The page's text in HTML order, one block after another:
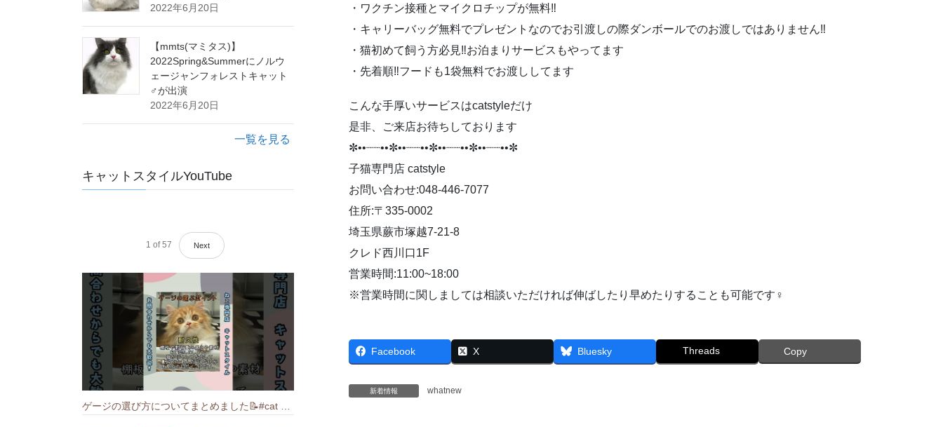
・ワクチン接種とマイクロチップが無料‼️
・キャリーバッグ無料でプレゼントなのでお引渡しの際ダンボールでのお渡しではありません‼️
・猫初めて飼う方必見‼️お泊まりサービスもやってます
・先着順‼️フードも1袋無料でお渡ししてます
こんな手厚いサービスはcatstyleだけ
是非、ご来店お待ちしております
✼••┈┈••✼••┈┈••✼••┈┈••✼••┈┈••✼
子猫専門店 catstyle
お問い合わせ:048-446-7077
住所:〒335-0002
埼玉県蕨市塚越7-21-8
クレド西川口1F
営業時間:11:00~18:00
※営業時間に関しましては相談いただければ伸ばしたり早めたりすることも可能です‍♀️
Facebook X Bluesky Threads Copy
新着情報 whatnew
2022年6月20日
【mmts(マミタス)】
2022Spring&Summerにノルウ
ェージャンフォレストキャット
♂が出演
2022年6月20日
一覧を見る
キャットスタイルYouTube
1 of 57 Next
ゲージの選び方についてまとめました️📝#cat #猫のいる暮らし #ねこ #キャット #munchkin